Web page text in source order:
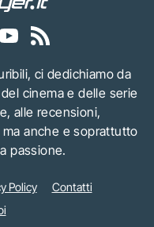
ci dedichiamo da
cinema e delle serie
alle recensioni,
anche e soprattutto
passione.
Policy
Contatti